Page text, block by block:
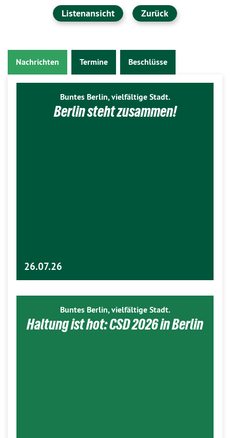
Listenansicht Zurück
Nachrichten Termine Beschlüsse
Buntes Berlin, vielfältige Stadt.
Berlin steht zusammen!
26.07.26
Buntes Berlin, vielfältige Stadt.
Haltung ist hot: CSD 2026 in Berlin